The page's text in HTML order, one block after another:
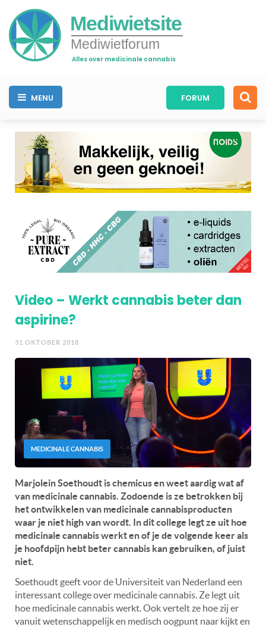
Mediwietsite
Mediwietforum
Alles over medicinale cannabis
MENU FORUM
Video – Werkt cannabis beter dan
aspirine?
31 OKTOBER 2018
MEDICINALE CANNABIS
Marjolein Soethoudt is chemicus en weet aardig wat af
van medicinale cannabis. Zodoende is ze betrokken bij
het ontwikkelen van medicinale cannabisproducten
waar je niet high van wordt. In dit college legt ze uit hoe
medicinale cannabis werkt en of je de volgende keer als
je hoofdpijn hebt beter cannabis kan gebruiken, of juist
niet.
Soethoudt geeft voor de Universiteit van Nederland een
interessant college over medicinale cannabis. Ze legt uit
hoe medicinale cannabis werkt. Ook vertelt ze hoe zij er
vanuit wetenschappelijk en medisch oogpunt naar kijkt en